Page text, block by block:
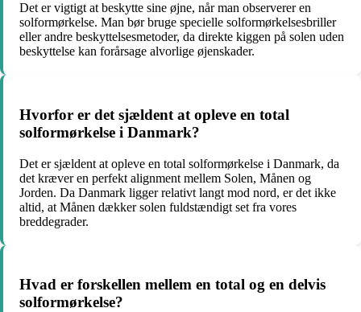
Det er vigtigt at beskytte sine øjne, når man observerer en
solformørkelse. Man bør bruge specielle solformørkelsesbriller
eller andre beskyttelsesmetoder, da direkte kiggen på solen uden
beskyttelse kan forårsage alvorlige øjenskader.
Hvorfor er det sjældent at opleve en total
solformørkelse i Danmark?
Det er sjældent at opleve en total solformørkelse i Danmark, da
det kræver en perfekt alignment mellem Solen, Månen og
Jorden. Da Danmark ligger relativt langt mod nord, er det ikke
altid, at Månen dækker solen fuldstændigt set fra vores
breddegrader.
Hvad er forskellen mellem en total og en delvis
solformørkelse?